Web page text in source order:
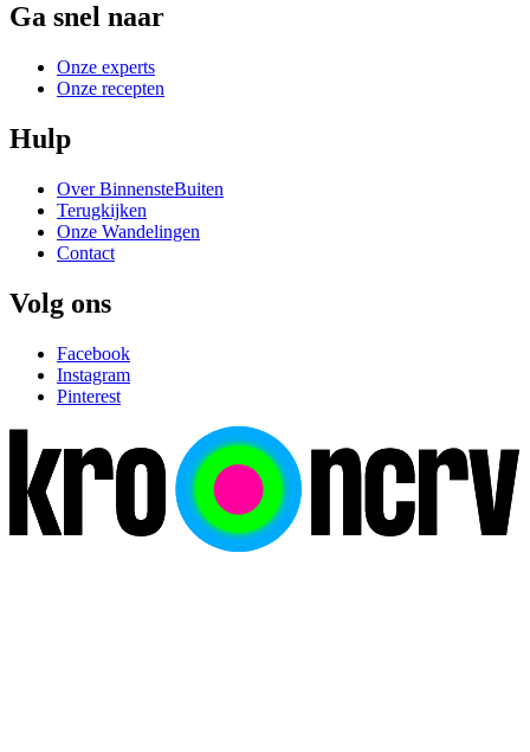
Ga snel naar
Onze experts
Onze recepten
Hulp
Over BinnensteBuiten
Terugkijken
Onze Wandelingen
Contact
Volg ons
Facebook
Instagram
Pinterest